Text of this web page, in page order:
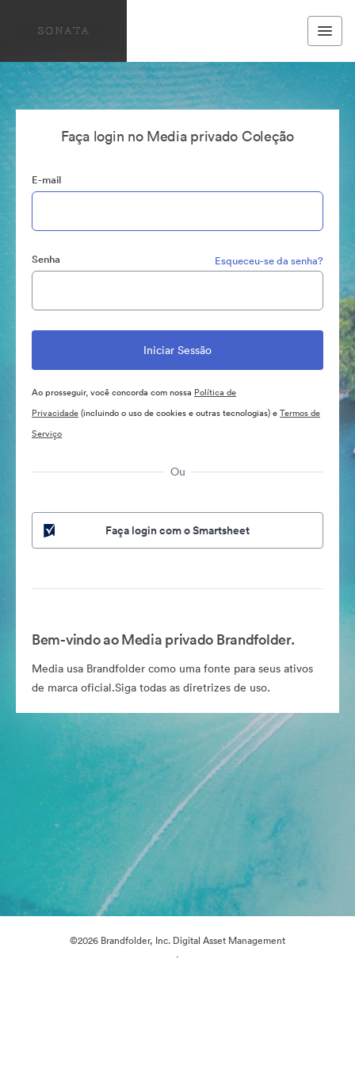
Faça login no Media privado Coleção
E-mail
Senha Esqueceu-se da senha?
Ao prosseguir, você concorda com nossa Política de
Privacidade(incluindo o uso de cookies e outras tecnologias) eTermos de
Serviço
Ou
Faça login com o Smartsheet
Bem-vindo ao Media privado Brandfolder.
Media usa Brandfolder como uma fonte para seus ativos
de marca oficial.Siga todas as diretrizes de uso.
©2026 Brandfolder, Inc. Digital Asset Management
·